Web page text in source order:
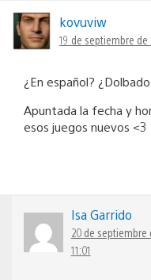
kovuviw
19 de septiembre
¿En español?
Apuntada la fecha y
esos juegos nuevos <3
Isa Garrido
20 de
11:01